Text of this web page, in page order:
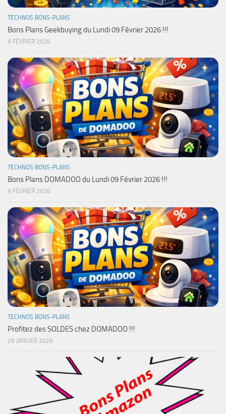
TECHNOS BONS-PLANS
Bons Plans Geekbuying du Lundi 09 Février 2026 !!!
9 FÉVRIER 2026
TECHNOS BONS-PLANS
Bons Plans DOMADOO du Lundi 09 Février 2026 !!!
9 FÉVRIER 2026
TECHNOS BONS-PLANS
Profitez des SOLDES chez DOMADOO !!!
29 JANVIER 2026